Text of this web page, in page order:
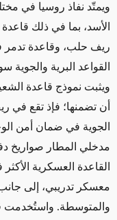
ويمتّد نفاذ روسيا في
الأسد، بما في ذلك
ريف حلب، وقاعدة
القواعد البرية والجوية
ويثبت نموذج قاعدة
أن تضمنها؛ فإذ تقع
الجوية في ضمان أمن
القاعدة العسكرية
معسكر تدريبي، إلى جانب
والمتوسطة. واستُخدمت